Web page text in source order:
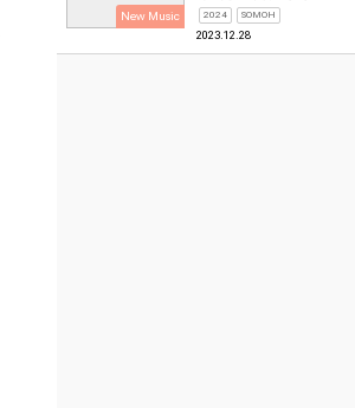
New Music 2024 SOMOH
2023.12.28